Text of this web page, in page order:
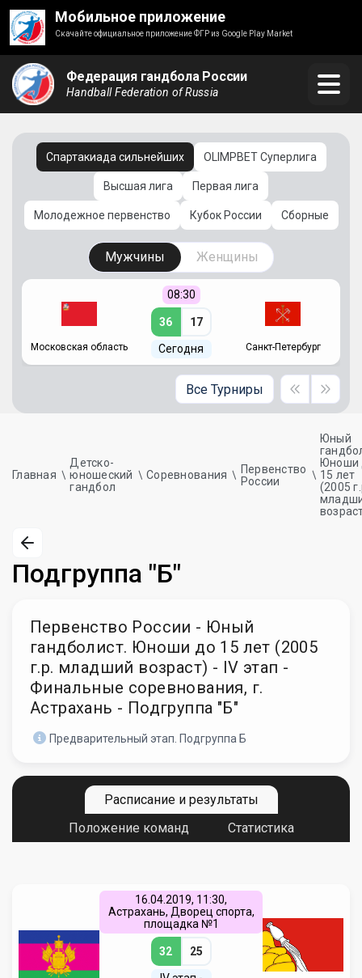
Мобильное приложение
Скачайте официальное приложение ФГР из Google Play Market
Федерация гандбола России
Handball Federation of Russia
Спартакиада сильнейших OLIMPBET Суперлига
Высшая лига Первая лига
Молодежное первенство Кубок России Сборные
Мужчины Женщины
Московская область
08:30
36 17
Сегодня Санкт-Петербург
Все Турниры
Главная
Детско-
юношеский
гандбол
Соревнования
Первенство
России
Юный
Юноши
15 лет
(2005
Подгруппа "Б"
Первенство России - Юный
гандболист. Юноши до 15 лет (2005
г.р. младший возраст) - IV этап -
Финальные соревнования, г.
Астрахань - Подгруппа "Б"
Предварительный этап. Подгруппа Б
Расписание и результаты
Положение команд
Статистика
16.04.2019, 11:30,
Астрахань, Дворец спорта,
площадка №1
32 25